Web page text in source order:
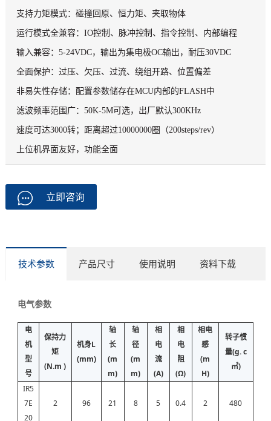
支持力矩模式：碰撞回原、恒力矩、夹取物体
运行模式全兼容：IO控制、脉冲控制、指令控制、内部编程
输入兼容：5-24VDC，输出为集电极OC输出，耐压30VDC
全面保护：过压、欠压、过流、绕组开路、位置偏差
非易失性存储：配置参数储存在MCU内部的FLASH中
滤波频率范围广：50K-5M可选，出厂默认300KHz
速度可达3000转；距离超过10000000圈（200steps/rev）
上位机界面友好，功能全面
立即咨询
技术参数 产品尺寸 使用说明 资料下载
电气参数
电
机
型
号
保持力
矩
(N.m )
机身L
(mm)
轴
长
(m
m)
轴
径
(m
m)
相
电
流
(A)
相
电
阻
(Ω)
相电
感
(m
H)
转子惯
量(g. c
㎡)
IR5
7E
20
2 96 21 8 5 0.4 2 480